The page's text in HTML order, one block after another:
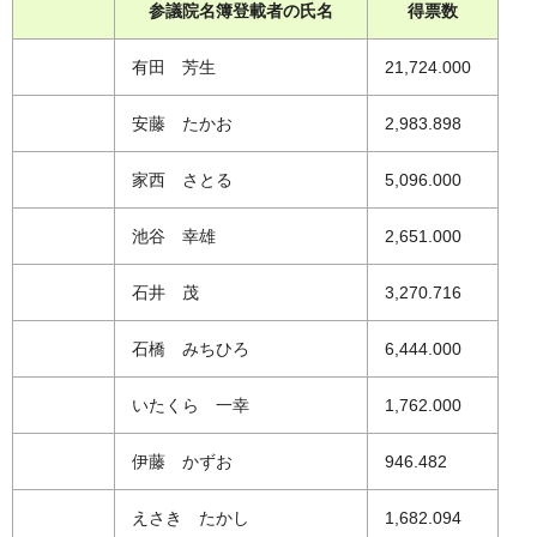
参議院名簿登載者の氏名 得票数
有田 芳生 21,724.000
安藤 たかお 2,983.898
家西 さとる 5,096.000
池谷 幸雄 2,651.000
石井 茂 3,270.716
石橋 みちひろ 6,444.000
いたくら 一幸 1,762.000
伊藤 かずお 946.482
えさき たかし 1,682.094